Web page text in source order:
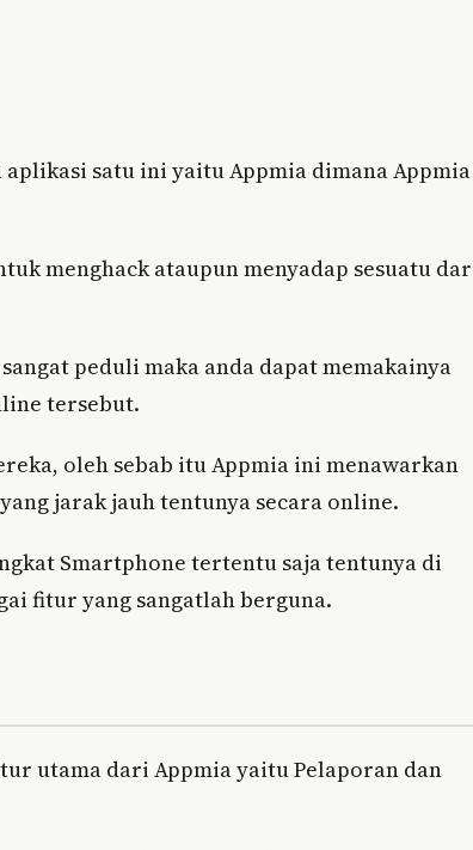
aplikasi satu ini yaitu Appmia dimana Appmia
menghack ataupun menyadap sesuatu
peduli maka anda dapat memakainya
tersebut.
oleh sebab itu Appmia ini menawarkan
jarak jauh tentunya secara online.
Smartphone tertentu saja tentunya di
fitur yang sangatlah berguna.
utama dari Appmia yaitu Pelaporan dan